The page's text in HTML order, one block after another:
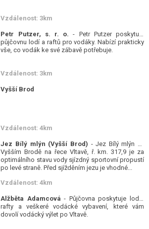
Vzdálenost: 3km
Petr Putzer, s. r. o.- Petr Putzer poskytuje
půjčovnu lodí a raftů pro vodáky. Nabízí prakticky
vše, co vodák ke své zábavě potřebuje.
Vzdálenost: 3km
Vyšší Brod
Vzdálenost: 4km
Jez Bílý mlýn (Vyšší Brod) - Jez Bílý mlýn ve
Vyšším Brodě na řece Vltavě, ř. km. 317,9 je za
optimálního stavu vody sjízdný sportovní propustí
po levé straně. Před sjížděním jezu je vhodné...
Vzdálenost: 4km
Alžběta Adamcová - Půjčovna poskytuje lodě,
rafty a veškeré vodácké vybavení, které vám
dovolí vodácký výlet po Vltavě.